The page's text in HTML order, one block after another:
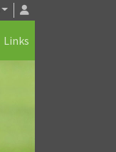
Links